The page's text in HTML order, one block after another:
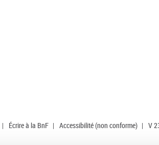
| Écrire à la BnF | Accessibilité (non conforme) | V